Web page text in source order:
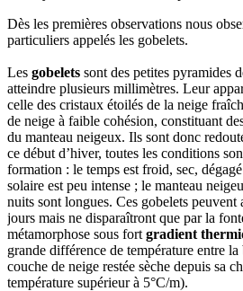
Dès les premières observations nous
particuliers appelés les gobelets.
Les gobelets sont des petites pyramides
atteindre plusieurs millimètres. Leur
celle des cristaux étoilés de la neige
de neige à faible cohésion, constituant
du manteau neigeux. Ils sont donc
ce début d’hiver, toutes les conditions
formation : le temps est froid, sec,
solaire est peu intense ; le manteau
nuits sont longues. Ces gobelets peuvent
jours mais ne disparaîtront que par la
métamorphose sous fort gradient
grande différence de température entre la
couche de neige restée sèche depuis sa
température supérieur à 5°C/m).